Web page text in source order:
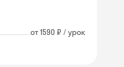
от 1590 ₽ / урок